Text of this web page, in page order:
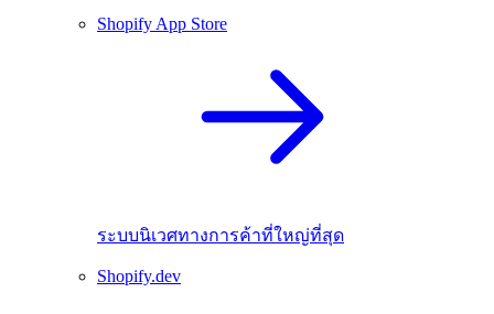
Shopify App Store
ระบบนิเวศทางการค้าที่ใหญ่ที่สุด
Shopify.dev